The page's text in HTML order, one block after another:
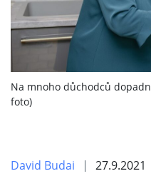
Na mnoho důchodců
foto)
David Budai 27.9.2021